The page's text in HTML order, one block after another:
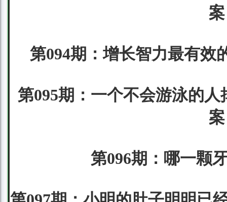
第094期：增长智力最有效
第095期：一个不会游泳的
第096期：哪一颗